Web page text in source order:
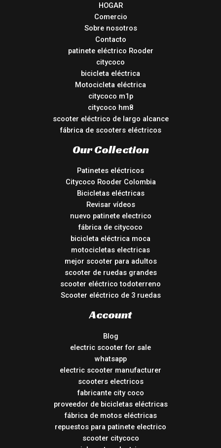
HOGAR
Comercio
Sobre nosotros
Contacto
patinete eléctrico Rooder
citycoco
bicicleta eléctrica
Motocicleta eléctrica
citycoco m1p
citycoco hm8
scooter eléctrico de largo alcance
fábrica de scooters eléctricos
Our Collection
Patinetes eléctricos
Citycoco Rooder Colombia
Bicicletas eléctricas
Revisar vídeos
nuevo patinete electrico
fábrica de citycoco
bicicleta eléctrica moca
motocicletas electricas
mejor scooter para adultos
scooter de ruedas grandes
scooter eléctrico todoterreno
Scooter eléctrico de 3 ruedas
Account
Blog
electric scooter for sale
whatsapp
electric scooter manufacturer
scooters electricos
fabricante city coco
proveedor de bicicletas eléctricas
fábrica de motos eléctricas
repuestos para patinete electrico
scooter citycoco